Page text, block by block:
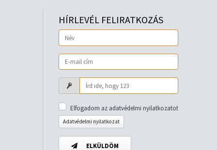
HÍRLEVÉL FELIRATKOZÁS
Elfogadom az adatvédelmi nyilatkozatot
Adatvédelmi nyilatkozat
ELKÜLDÖM